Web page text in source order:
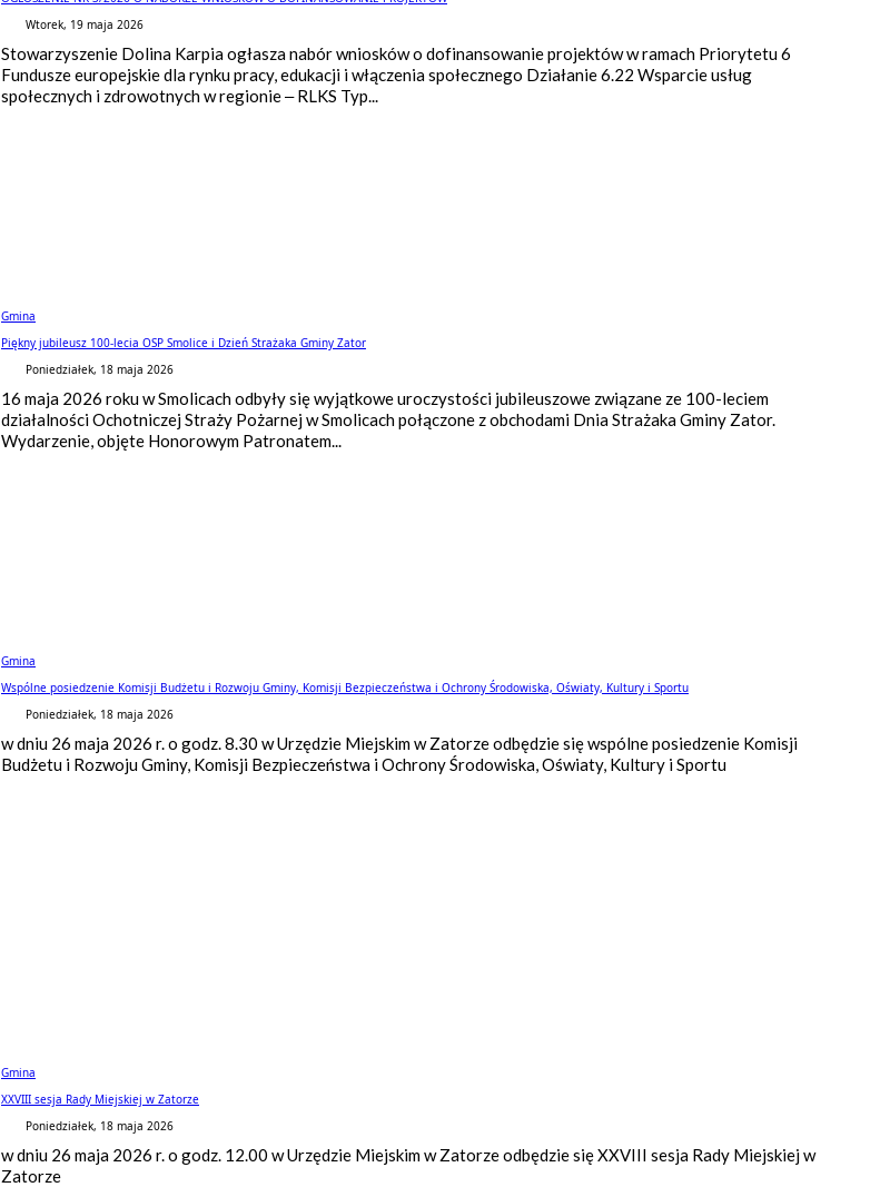
Wtorek, 19 maja 2026
Stowarzyszenie Dolina Karpia ogłasza nabór wniosków o dofinansowanie projektów w ramach Priorytetu 6
Fundusze europejskie dla rynku pracy, edukacji i włączenia społecznego Działanie 6.22 Wsparcie usług
społecznych i zdrowotnych w regionie – RLKS Typ...
Gmina
Piękny jubileusz 100-lecia OSP Smolice i Dzień Strażaka Gminy Zator
Poniedziałek, 18 maja 2026
16 maja 2026 roku w Smolicach odbyły się wyjątkowe uroczystości jubileuszowe związane ze 100-leciem
działalności Ochotniczej Straży Pożarnej w Smolicach połączone z obchodami Dnia Strażaka Gminy Zator.
Wydarzenie, objęte Honorowym Patronatem...
Gmina
Wspólne posiedzenie Komisji Budżetu i Rozwoju Gminy, Komisji Bezpieczeństwa i Ochrony Środowiska, Oświaty, Kultury i Sportu
Poniedziałek, 18 maja 2026
w dniu 26 maja 2026 r. o godz. 8.30 w Urzędzie Miejskim w Zatorze odbędzie się wspólne posiedzenie Komisji
Budżetu i Rozwoju Gminy, Komisji Bezpieczeństwa i Ochrony Środowiska, Oświaty, Kultury i Sportu
Gmina
XXVIII sesja Rady Miejskiej w Zatorze
Poniedziałek, 18 maja 2026
w dniu 26 maja 2026 r. o godz. 12.00 w Urzędzie Miejskim w Zatorze odbędzie się XXVIII sesja Rady Miejskiej w
Zatorze